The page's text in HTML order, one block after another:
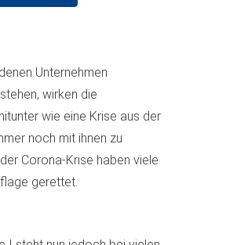
Unternehmen
wirken die
wie eine Krise aus der
noch mit ihnen zu
Corona-Krise haben viele
gerettet.